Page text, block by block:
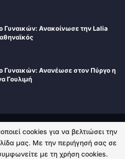
Γυναικών: Ανακοίνωσε την Lalia
Γυναικών: Ανανέωσε στον Πύργο η
Γουλιμή
ΕΠΙΚΟΙΝΩΝΙΑ
cookies για να βελτιώσει την
μας. Με την περιήγησή σας σε
με τη χρήση cookies.